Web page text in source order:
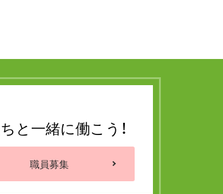
と一緒に働こう！
職員募集